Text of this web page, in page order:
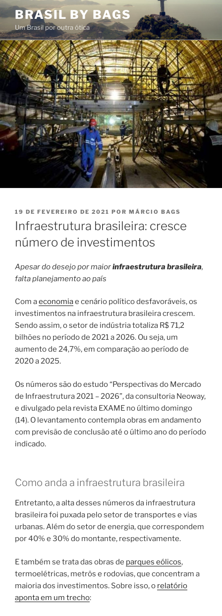
Pular
para
o
conteúdo
BRASIL BY BAGS
Um Brasil por outra ótica
PUBLICADO
EM
19 DE FEVEREIRO DE 2021 POR MÁRCIO BAGS
Infraestrutura brasileira: cresce
número de investimentos
Apesar do desejo por maiorinfraestrutura brasileira,
falta planejamento ao país
Com aeconomiae cenário político desfavoráveis, os
investimentos na infraestrutura brasileira crescem.
Sendo assim, o setor de indústria totaliza R$ 71,2
bilhões no período de 2021 a 2026. Ou seja, um
aumento de 24,7%, em comparação ao período de
2020 a 2025.
Os números são do estudo “Perspectivas do Mercado
de Infraestrutura 2021 – 2026”, da consultoria Neoway,
e divulgado pela revista EXAME no último domingo
(14). O levantamento contempla obras em andamento
com previsão de conclusão até o último ano do período
indicado.
Como anda a infraestrutura brasileira
Entretanto, a alta desses números da infraestrutura
brasileira foi puxada pelo setor de transportes e vias
urbanas. Além do setor de energia, que correspondem
por 40% e 30% do montante, respectivamente.
E também se trata das obras de parques eólicos,
termoelétricas, metrôs e rodovias, que concentram a
maioria dos investimentos. Sobre isso, o relatório
aponta em um trecho: